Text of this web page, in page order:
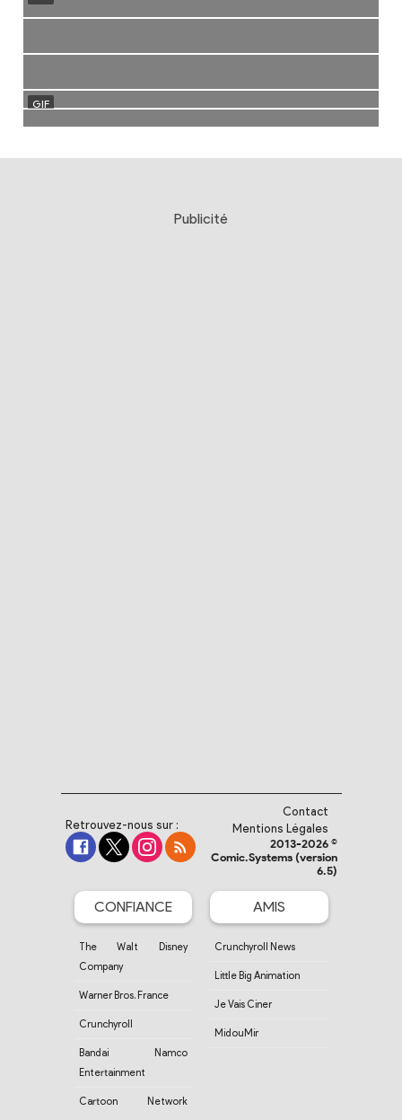
Publicité
Retrouvez-nous sur :
Contact
Mentions Légales
2013-2026 ©
Comic.Systems (version
6.5)
CONFIANCE
The Walt Disney
Company
Warner Bros. France
Crunchyroll
Bandai Namco
Entertainment
Cartoon Network
AMIS
Crunchyroll News
Little Big Animation
Je Vais Ciner
MidouMir